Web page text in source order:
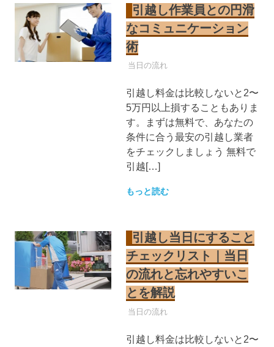
引越し作業員との円滑
なコミュニケーション
術
引越し業者
当日の流れ
引越し料金は比較しないと2〜
5万円以上損することもありま
す。まずは無料で、あなたの
条件に合う最安の引越し業者
をチェックしましょう 無料で
引越[…]
もっと読む
引越し当日にすること
チェックリスト｜当日
の流れと忘れやすいこ
とを解説
引越し業者
当日の流れ
引越し料金は比較しないと2〜